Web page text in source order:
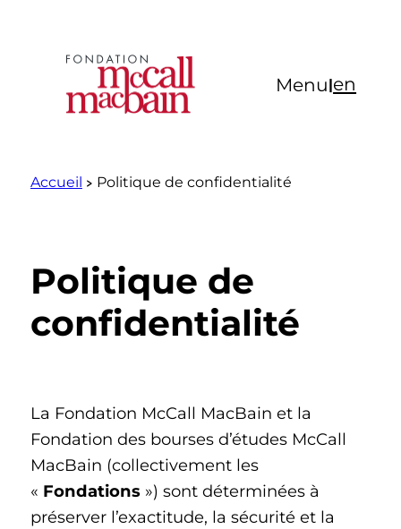
Menu|en
Accueil Politique de confidentialité
Politique de
confidentialité
La Fondation McCall MacBain et la
Fondation des bourses d’études McCall
MacBain (collectivement les
« Fondations») sont déterminées à
préserver l’exactitude, la sécurité et la